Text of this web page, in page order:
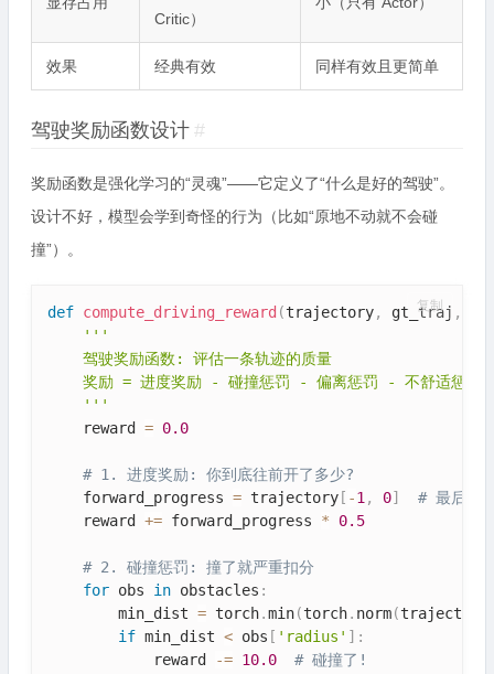
Critic）
效果 经典有效 同样有效且更简单
驾驶奖励函数设计 #
奖励函数是强化学习的“灵魂”——它定义了“什么是好的驾驶”。
设计不好，模型会学到奇怪的行为（比如“原地不动就不会碰
撞”）。
def compute_driving_reward (trajectory, gt_traj ,
'''
    驾驶奖励函数: 评估一条轨迹的质量
    奖励 = 进度奖励 - 碰撞惩罚 - 偏离惩罚 - 不舒适惩罚
    '''
    reward
= 0.0
# 1. 进度奖励: 你到底往前开了多少?
    forward_progress
= trajectory [ -1 , 0]
# 最后一
    reward
+= forward_progress * 0.5
# 2. 碰撞惩罚: 撞了就严重扣分
for obs in obstacles :
        min_dist
= torch.min(torch. norm(
if min_dist < obs [ 'radius' ] :
            reward
-= 10.0 # 碰撞了!
复制